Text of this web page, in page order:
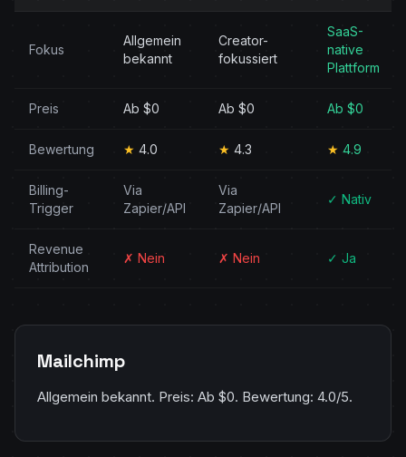
Fokus
Allgemein
bekannt
Creator-
fokussiert
SaaS-
native
Plattform
Preis Ab $0 Ab $0 Ab $0
Bewertung ★ 4.0 ★ 4.3 ★ 4.9
Billing-
Trigger
Via
Zapier/API
Via
Zapier/API
✓ Nativ
Revenue
Attribution
✗ Nein ✗ Nein ✓ Ja
Mailchimp
Allgemein bekannt. Preis: Ab $0. Bewertung: 4.0/5.